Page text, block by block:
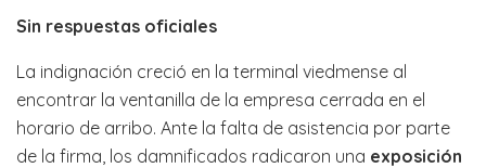
Sin respuestas oficiales
La indignación creció en la terminal viedmense al
encontrar la ventanilla de la empresa cerrada en el
horario de arribo. Ante la falta de asistencia por parte
de la firma, los damnificados radicaron una exposición